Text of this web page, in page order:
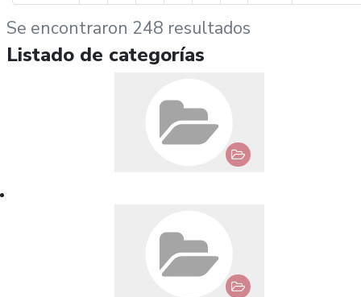
Se encontraron 248 resultados
Listado de categorías